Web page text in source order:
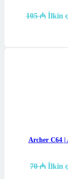
105₼ İlkin
Archer C64
70₼ İlkin